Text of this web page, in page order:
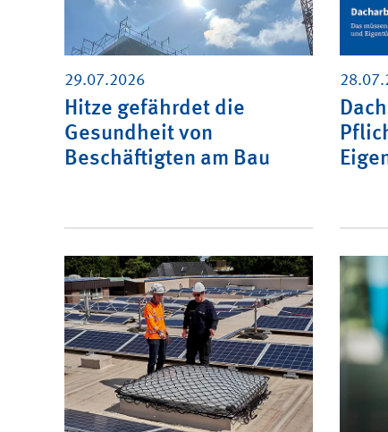
29.07.2026
Hitze gefährdet die
Gesundheit von
Beschäftigten am Bau